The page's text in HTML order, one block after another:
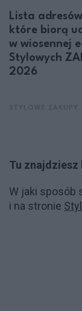
Lista
które biorą
w wiosennej
Stylowych
2026
Tu znajdziesz
W jaki sposób
i na stronie